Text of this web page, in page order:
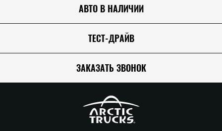
АВТО В НАЛИЧИИ
ТЕСТ-ДРАЙВ
ЗАКАЗАТЬ ЗВОНОК